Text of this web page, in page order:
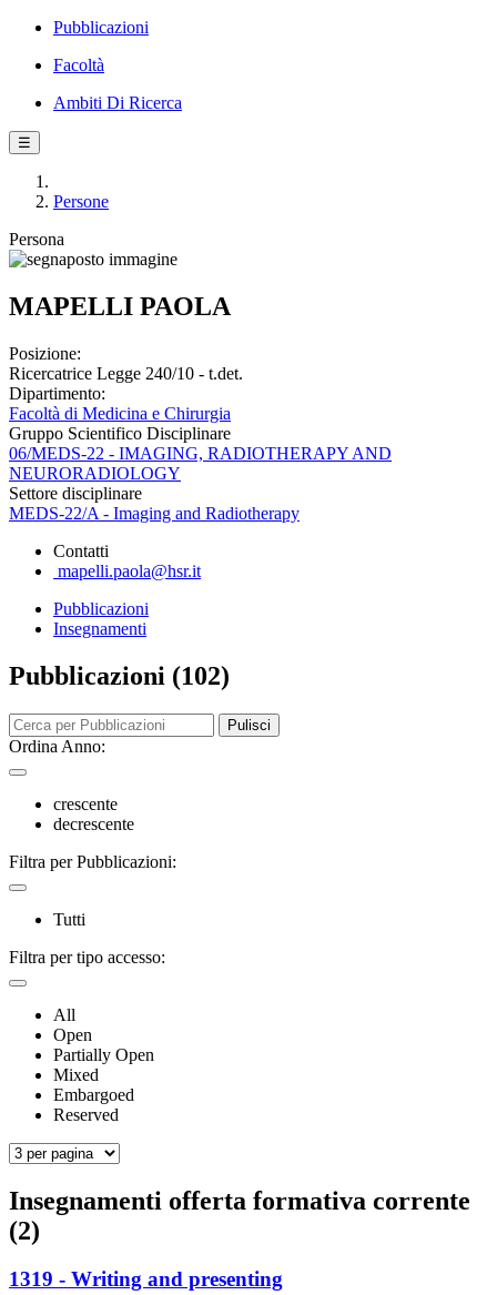
Pubblicazioni
Facoltà
Ambiti Di Ricerca
☰
Persone
Persona
MAPELLI PAOLA
Posizione:
Ricercatrice Legge 240/10 - t.det.
Dipartimento:
Facoltà di Medicina e Chirurgia
Gruppo Scientifico Disciplinare
06/MEDS-22 - IMAGING, RADIOTHERAPY AND
NEURORADIOLOGY
Settore disciplinare
MEDS-22/A - Imaging and Radiotherapy
Contatti
mapelli.paola@hsr.it
Pubblicazioni
Insegnamenti
Pubblicazioni (102)
Pulisci
Ordina Anno:
crescente
decrescente
Filtra per Pubblicazioni:
Tutti
Filtra per tipo accesso:
All
Open
Partially Open
Mixed
Embargoed
Reserved
Insegnamenti offerta formativa corrente
(2)
1319 - Writing and presenting